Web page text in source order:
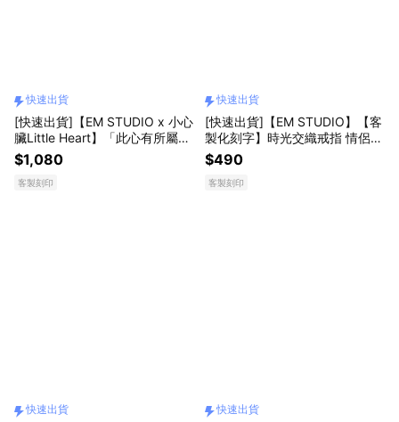
快速出貨
[快速出貨]【EM STUDIO x 小心
臟Little Heart】「此心有所屬」
聯名禮盒 生日 情人節 紀念日 插
畫
$1,080
客製刻印
快速出貨
[快速出貨]【EM STUDIO】【客
製化刻字】時光交織戒指 情侶對
戒 鋼戒 禮物 紀念 情人節 七夕
$490
客製刻印
快速出貨 快速出貨